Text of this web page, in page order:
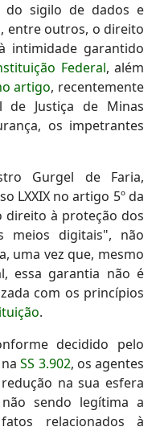
do sigilo de dados e
entre outros, o direito
intimidade garantido
Federal, além
artigo, recentemente
de Justiça de Minas
os impetrantes
Gurgel de Faria,
LXXIX no artigo 5º da
direito à proteção dos
meios digitais", não
uma vez que, mesmo
essa garantia não é
com os princípios
.
decidido pelo
naSS 3.902, os agentes
na sua esfera
sendo legítima a
relacionados à